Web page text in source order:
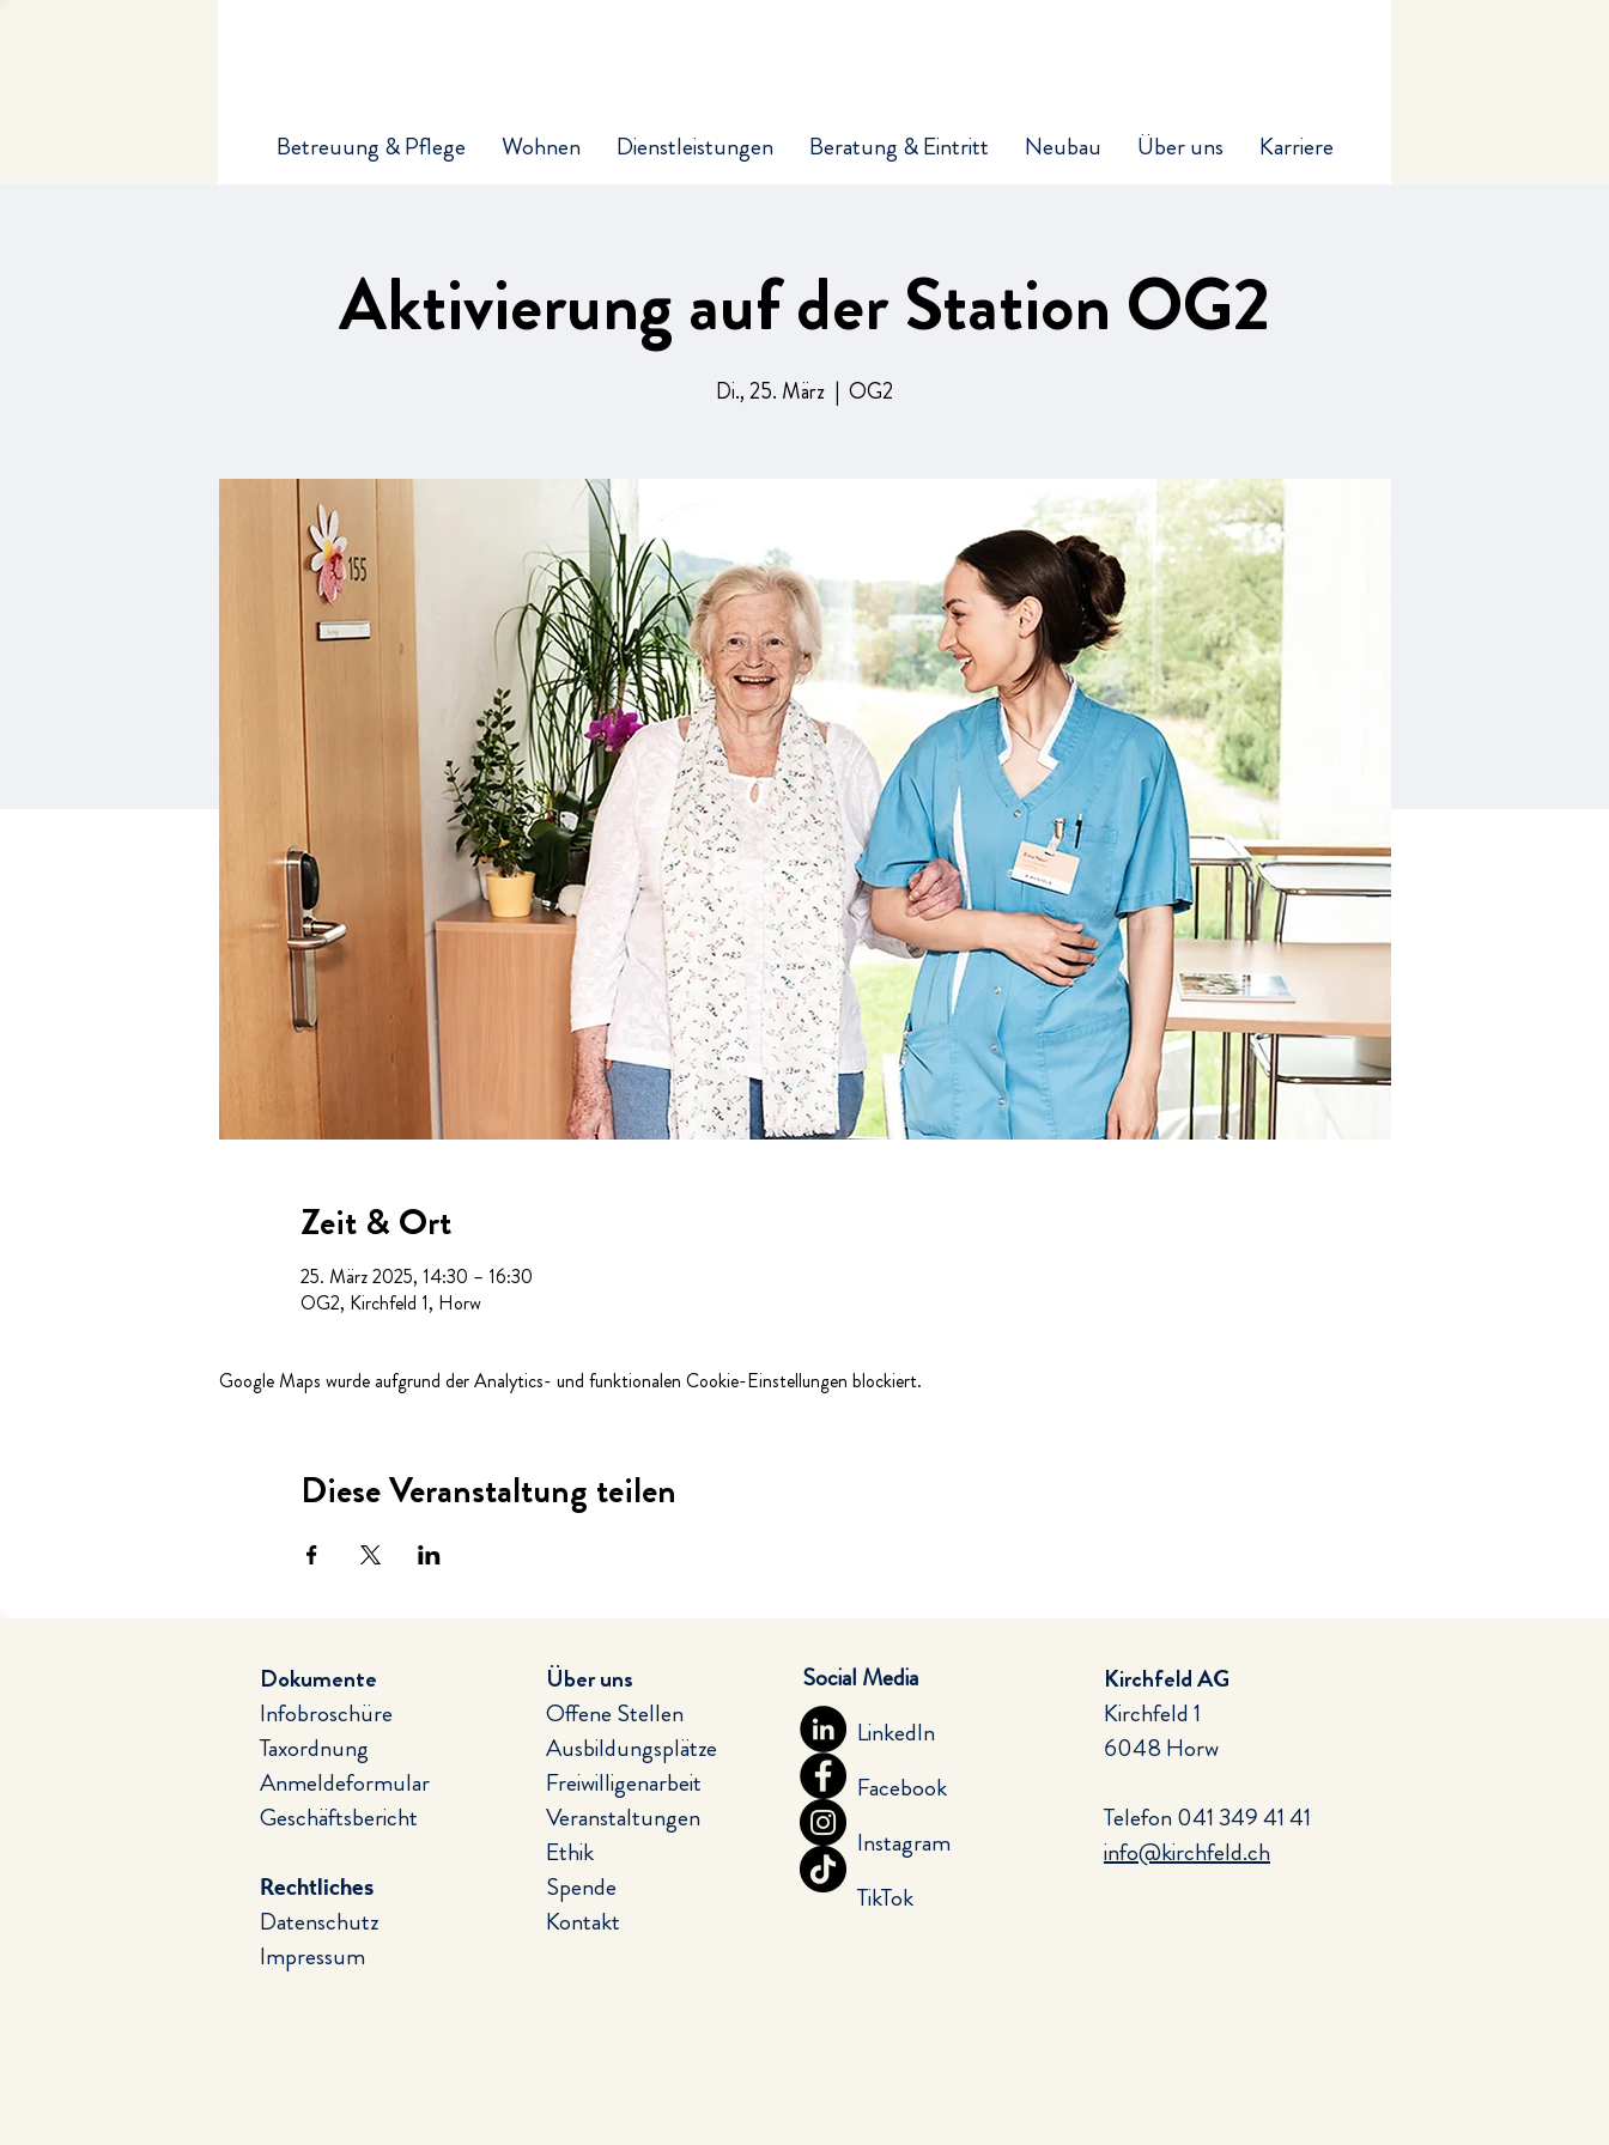
Betreuung & Pflege Wohnen Dienstleistungen Beratung & Eintritt Neubau Über uns Karriere
Aktivierung auf der Station OG2
Di., 25. März
  |
OG2
Zeit & Ort
25. März 2025, 14:30 – 16:30
OG2, Kirchfeld 1, Horw
Google Maps wurde aufgrund der Analytics- und funktionalen Cookie-Einstellungen blockiert.
Diese Veranstaltung teilen
Dokumente
Infobroschüre
Taxordnung
Anmeldeformular
Geschäftsbericht
Rechtliches
Datenschutz
Impressum
Über uns
Offene Stellen
Ausbildungsplätze
Freiwilligenarbeit
Veranstaltungen
Ethik
Spende
Kontakt
LinkedIn
Facebook
Instagram
TikTok
Social Media
Kirchfeld AG
Kirchfeld 1
6048 Horw
Telefon041 349 41 41
info@kirchfeld.ch